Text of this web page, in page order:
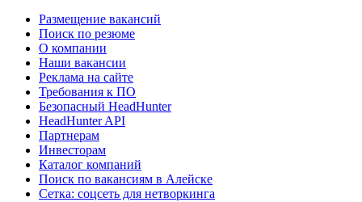
Размещение вакансий
Поиск по резюме
О компании
Наши вакансии
Реклама на сайте
Требования к ПО
Безопасный HeadHunter
HeadHunter API
Партнерам
Инвесторам
Каталог компаний
Поиск по вакансиям в Алейске
Сетка: соцсеть для нетворкинга